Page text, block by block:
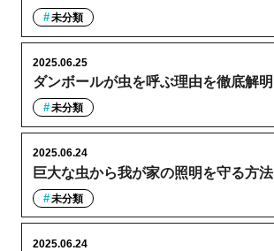
未分類
ダンボールが虫を呼ぶ理由を徹底解明
2025.06.25
未分類
巨大な虫から我が家の照明を守る方法
2025.06.24
未分類
2025.06.24